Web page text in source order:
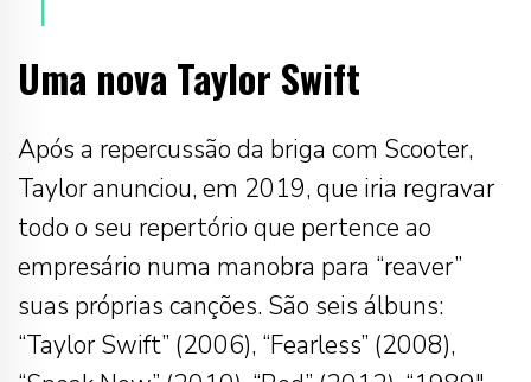
Uma nova Taylor Swift
Após a repercussão da briga com Scooter,
Taylor anunciou, em 2019, que iria regravar
todo o seu repertório que pertence ao
empresário numa manobra para “reaver”
suas próprias canções. São seis álbuns:
“Taylor Swift” (2006), “Fearless” (2008),